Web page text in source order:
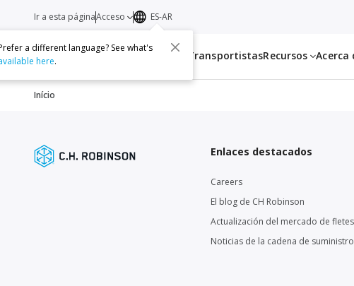
Servicios TransportistasRecursos Acerca
Ir a esta páginaAcceso ES-AR
a different language? See what's
here.
Início
Enlaces destacados
Careers
El blog de CH Robinson
Actualización del mercado de fletes
Noticias de la cadena de suministro